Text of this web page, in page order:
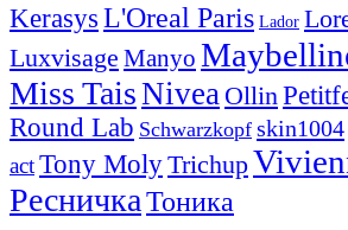
KerasysL'Oreal Paris Lador
Luxvisage Manyo
Miss TaisNivea Ollin
Round Lab Schwarzkopf skin1004
actTony MolyTrichup
РесничкаТоника